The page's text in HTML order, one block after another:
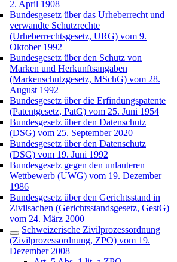
2. April 1908
Bundesgesetz über das Urheberrecht und
verwandte Schutzrechte
(Urheberrechtsgesetz, URG) vom 9.
Oktober 1992
Bundesgesetz über den Schutz von
Marken und Herkunftsangaben
(Markenschutzgesetz, MSchG) vom 28.
August 1992
Bundesgesetz über die Erfindungspatente
(Patentgesetz, PatG) vom 25. Juni 1954
Bundesgesetz über den Datenschutz
(DSG) vom 25. September 2020
Bundesgesetz über den Datenschutz
(DSG) vom 19. Juni 1992
Bundesgesetz gegen den unlauteren
Wettbewerb (UWG) vom 19. Dezember
1986
Bundesgesetz über den Gerichtsstand in
Zivilsachen (Gerichtsstandsgesetz, GestG)
vom 24. März 2000
Schweizerische Zivilprozessordnung
(Zivilprozessordnung, ZPO) vom 19.
Dezember 2008